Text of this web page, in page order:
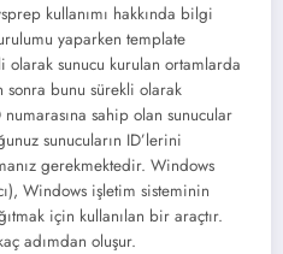
kullanımı hakkında bilgi
yaparken template
olarak sunucu kurulan ortamlarda
sonra bunu sürekli olarak
sahip olan sunucular
sunucuların ID’lerini
gerekmektedir. Windows
Windows işletim sisteminin
için kullanılan bir araçtır.
adımdan oluşur.